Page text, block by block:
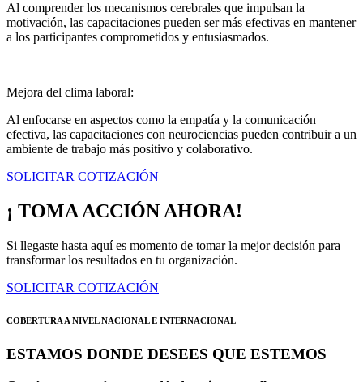
Al comprender los mecanismos cerebrales que impulsan la
motivación, las capacitaciones pueden ser más efectivas en mantener
a los participantes comprometidos y entusiasmados.
Mejora del clima laboral:
Al enfocarse en aspectos como la empatía y la comunicación
efectiva, las capacitaciones con neurociencias pueden contribuir a un
ambiente de trabajo más positivo y colaborativo.
SOLICITAR COTIZACIÓN
¡ TOMA ACCIÓN AHORA!
Si llegaste hasta aquí es momento de tomar la mejor decisión para
transformar los resultados en tu organización.
SOLICITAR COTIZACIÓN
COBERTURA A NIVEL NACIONAL E INTERNACIONAL
ESTAMOS DONDE DESEES QUE ESTEMOS